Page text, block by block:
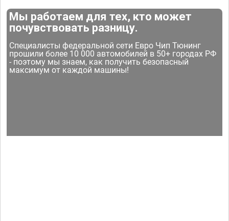
Мы работаем для тех, кто может
почувствовать разницу.
Специалисты федеральной сети Евро Чип Тюнинг
прошили более 10 000 автомобилей в 50+ городах РФ
- поэтому мы знаем, как получить безопасный
максимум от каждой машины!